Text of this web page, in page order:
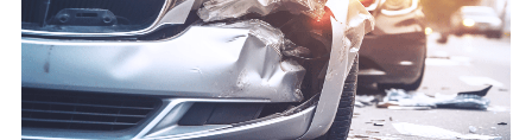
基本情報
氏名、電話番号、メールアドレス、お客さまの識別子、
属性、連絡先、dポイントサービスのご利用に関する情
報。例として、dポイントカード番号、性別、年齢、家族
構成、住所、dポイント残高、dポイント利用履歴などが